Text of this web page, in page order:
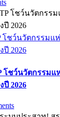
โชว์นวัตกรรมแ
2026
โชว์นวัตกรรมแ
2026